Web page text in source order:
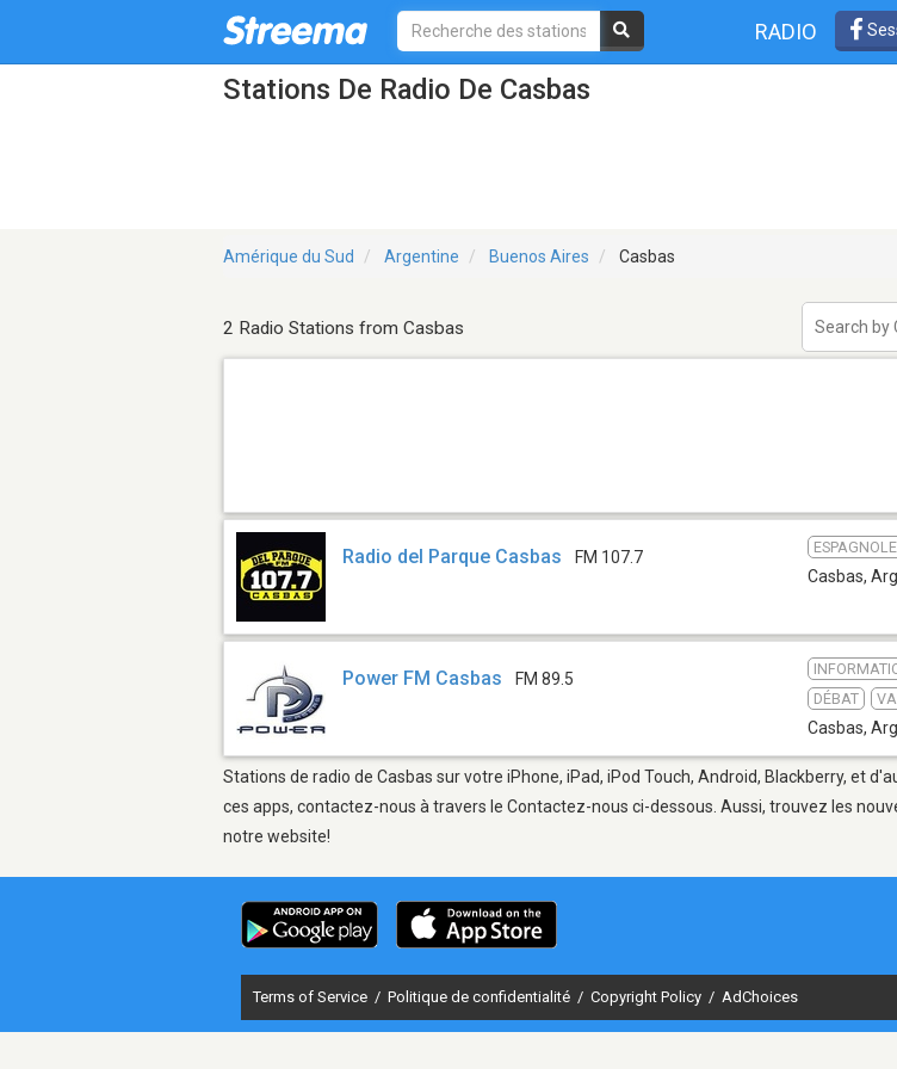
RADIO
Stations De Radio De Casbas
Amérique du Sud Argentine Buenos Aires Casbas
2 Radio Stations from Casbas
Radio del Parque Casbas FM 107.7
ESPAGNOLE
Casbas,
Power FM Casbas FM 89.5
DÉBAT
Casbas,
Stations de radio de Casbas sur votre iPhone, iPad, iPod Touch, Android, Blackberry, et
ces apps, contactez-nous à travers le Contactez-nous ci-dessous. Aussi, trouvez les
notre website!
Terms of Service / Politique de confidentialité / Copyright Policy / AdChoices